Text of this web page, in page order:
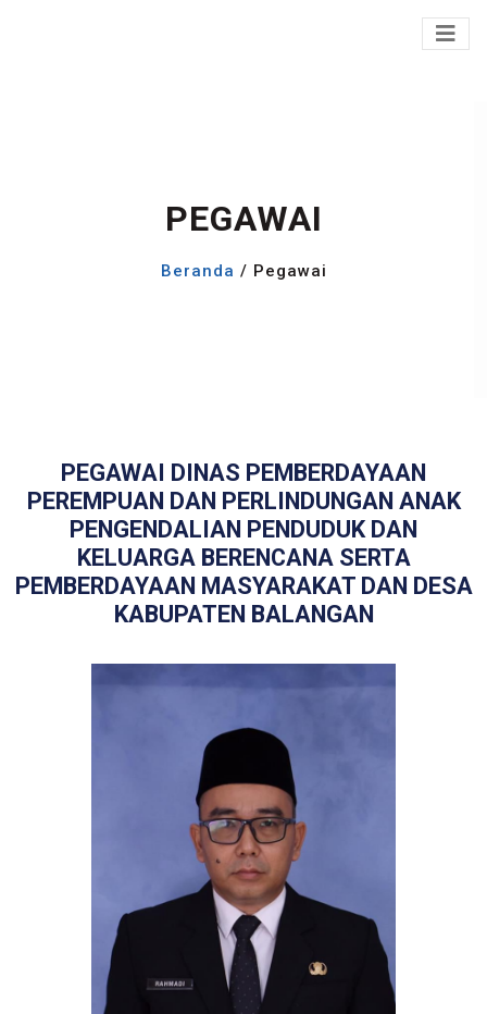
PEGAWAI
Beranda / Pegawai
PEGAWAI DINAS PEMBERDAYAAN
PEREMPUAN DAN PERLINDUNGAN ANAK
PENGENDALIAN PENDUDUK DAN
KELUARGA BERENCANA SERTA
PEMBERDAYAAN MASYARAKAT DAN DESA
KABUPATEN BALANGAN